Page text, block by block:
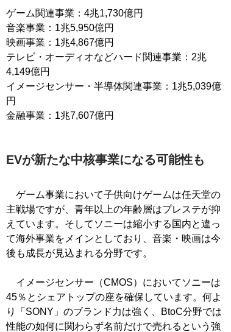
ゲーム関連事業：4兆1,730億円
音楽事業：1兆5,950億円
映画事業：1兆4,867億円
テレビ・オーディオなどハード関連事業：2兆
4,149億円
イメージセンサー・半導体関連事業：1兆5,039億
円
金融事業：1兆7,607億円
EVが新たな中核事業になる可能性も
ゲーム事業において子供向けゲームは任天堂の
主戦場ですが、青年以上の年齢層はプレステが抑
えています。そしてソニーは縮小する国内と違っ
て海外事業をメインとしており、音楽・映画は今
後も成長が見込まれる分野です。
イメージセンサー（CMOS）においてソニーは
45％とシェアトップの座を確保しています。何よ
り「SONY」のブランド力は強く、BtoC分野では
性能の如何に関わらず名前だけで売れるという強